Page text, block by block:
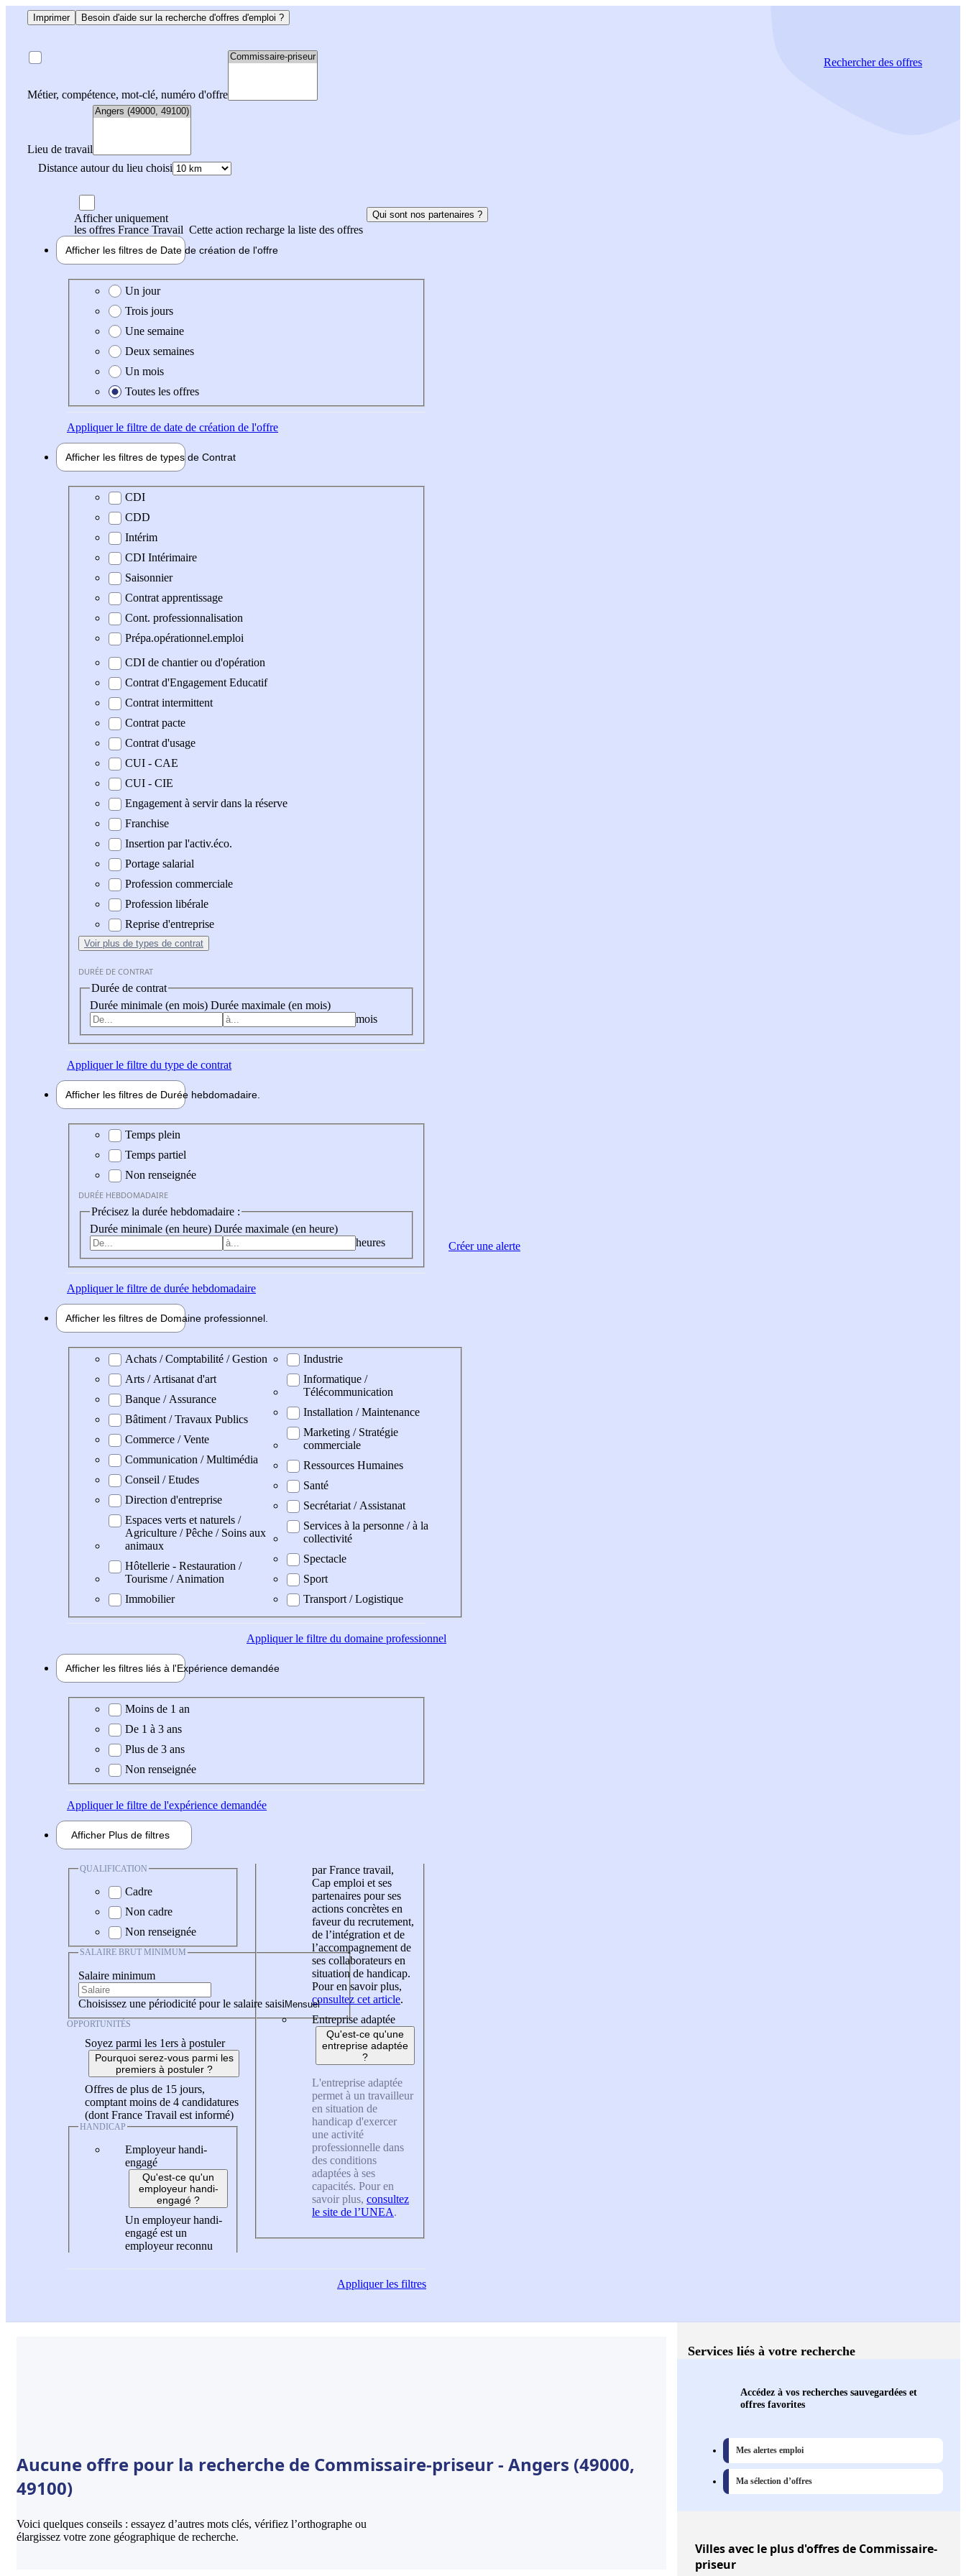
Imprimer Besoin d'aide sur la recherche d'offres d'emploi ?
Métier, compétence, mot-clé, numéro d'offre
Lieu de travail
Distance autour du lieu choisi
Rechercherdes offres
Afficher uniquement
les offres France Travail Cette action recharge la liste des offres
Qui sont nos partenaires ?
Afficher les filtres de Date de création de l'offre
Date de création de l'offre
Un jour
Trois jours
Une semaine
Deux semaines
Un mois
Toutes les offres
Appliquerle filtre de date de création de l'offre
Afficher les filtres de types de Contrat
Type de contrat
CDI
CDD
Intérim
CDI Intérimaire
Saisonnier
Contrat apprentissage
Cont. professionnalisation
Prépa.opérationnel.emploi
CDI de chantier ou d'opération
Contrat d'Engagement Educatif
Contrat intermittent
Contrat pacte
Contrat d'usage
CUI - CAE
CUI - CIE
Engagement à servir dans la réserve
Franchise
Insertion par l'activ.éco.
Portage salarial
Profession commerciale
Profession libérale
Reprise d'entreprise
Voir plus de types de contrat
DURÉE DE CONTRAT
Durée de contrat
Durée minimale (en mois) Durée maximale (en mois)
mois
Appliquerle filtre du type de contrat
Afficher les filtres de Durée hebdomadaire
Durée hebdomadaire
Temps plein
Temps partiel
Non renseignée
DURÉE HEBDOMADAIRE
Précisez la durée hebdomadaire :
Durée minimale (en heure) Durée maximale (en heure)
heures
Appliquerle filtre de durée hebdomadaire
Afficher les filtres de Domaine professionnel
Domaine professionel
Achats / Comptabilité / Gestion
Arts / Artisanat d'art
Banque / Assurance
Bâtiment / Travaux Publics
Commerce / Vente
Communication / Multimédia
Conseil / Etudes
Direction d'entreprise
Espaces verts et naturels /
Agriculture / Pêche / Soins aux
animaux
Hôtellerie - Restauration /
Tourisme / Animation
Immobilier
Industrie
Informatique /
Télécommunication
Installation / Maintenance
Marketing / Stratégie
commerciale
Ressources Humaines
Santé
Secrétariat / Assistanat
Services à la personne / à la
collectivité
Spectacle
Sport
Transport / Logistique
Appliquerle filtre du domaine professionnel
Afficher les filtres liés à l'Expérience demandée
Expérience demandée
Moins de 1 an
De 1 à 3 ans
Plus de 3 ans
Non renseignée
Appliquerle filtre de l'expérience demandée
Afficher Plus de filtres
QUALIFICATION
Cadre
Non cadre
Non renseignée
SALAIRE BRUT MINIMUM
Salaire minimum
Choisissez une périodicité pour le salaire saisi
OPPORTUNITÉS
Soyez parmi les 1ers à postuler
Pourquoi serez-vous parmi les
premiers à postuler ?
Offres de plus de 15 jours,
comptant moins de 4 candidatures
(dont France Travail est informé)
HANDICAP
Employeur handi-
engagé
Qu'est-ce qu'un
employeur handi-
engagé ?
Un employeur handi-
engagé est un
employeur reconnu
par France travail,
Cap emploi et ses
partenaires pour ses
actions concrètes en
faveur du recrutement,
de l’intégration et de
l’accompagnement de
ses collaborateurs en
situation de handicap.
Pour en savoir plus,
consultez cet article.
Entreprise adaptée
Qu'est-ce qu'une
entreprise adaptée
?
L'entreprise adaptée
permet à un travailleur
en situation de
handicap d'exercer
une activité
professionnelle dans
des conditions
adaptées à ses
capacités. Pour en
savoir plus, consultez
le site de l’UNEA.
Appliquerles filtres
Créer une alerte
Aucune offre pour la recherche de Commissaire-priseur - Angers (49000,
49100)
Voici quelques conseils : essayez d’autres mots clés, vérifiez l’orthographe ou
élargissez votre zone géographique de recherche.
Services liés à votre recherche
Accédez à vos recherches sauvegardées et
offres favorites
Mes alertes emploi
Ma sélection d’offres
Villesavec le plus d'offres de Commissaire-
priseur